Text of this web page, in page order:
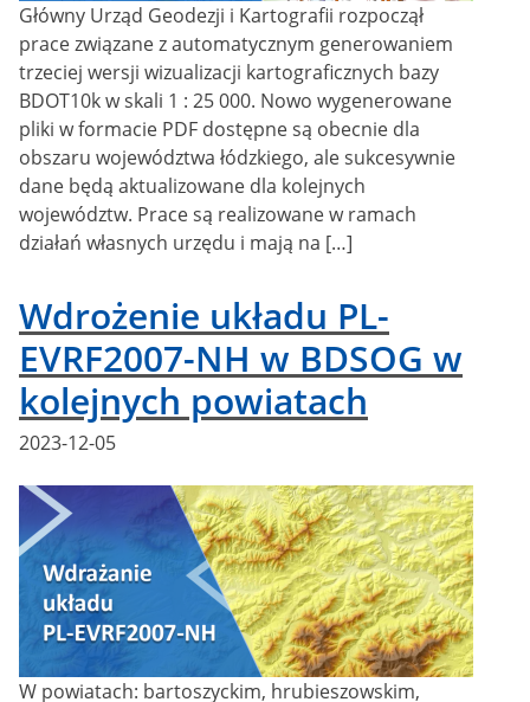
Główny Urząd Geodezji i Kartografii rozpoczął
prace związane z automatycznym generowaniem
trzeciej wersji wizualizacji kartograficznych bazy
BDOT10k w skali 1 : 25 000. Nowo wygenerowane
pliki w formacie PDF dostępne są obecnie dla
obszaru województwa łódzkiego, ale sukcesywnie
dane będą aktualizowane dla kolejnych
województw. Prace są realizowane w ramach
działań własnych urzędu i mają na […]
Wdrożenie układu PL-
EVRF2007-NH w BDSOG w
kolejnych powiatach
Posted
2023-12-05
W powiatach: bartoszyckim, hrubieszowskim,